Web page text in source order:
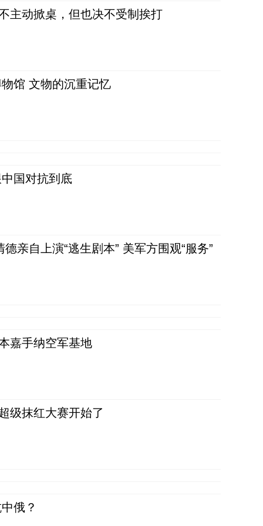
主动掀桌，但也决不受制挨打
馆 文物的沉重记忆
国对抗到底
亲自上演“逃生剧本” 美军方围观“服务”
嘉手纳空军基地
级抹红大赛开始了
俄？